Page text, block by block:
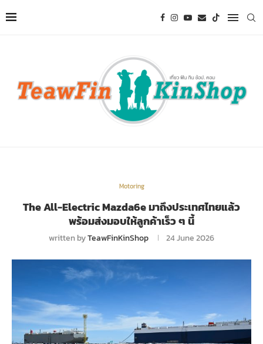
Motoring
The All-Electric Mazda6e มาถึงประเทศไทยแล้ว
พร้อมส่งมอบให้ลูกค้าเร็ว ๆ นี้
written byTeawFinKinShop 24 June 2026